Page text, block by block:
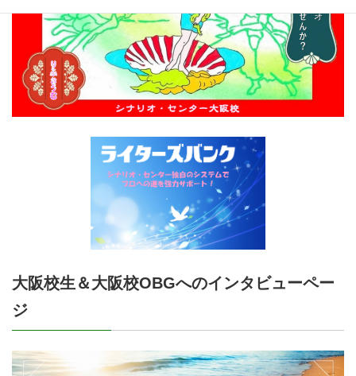
大阪校生＆大阪校OBGへのインタビューペー
ジ